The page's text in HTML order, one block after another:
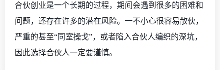
合伙创业是一个长期的过程，期间会遇到很多的困难和
问题，还存在许多的潜在风险。一不小心很容易散伙，
严重的甚至“同室操戈”，或者陷入合伙人编织的深坑，
因此选择合伙人一定要谨慎。